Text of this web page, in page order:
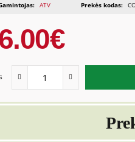
ATV Prekės kodas: